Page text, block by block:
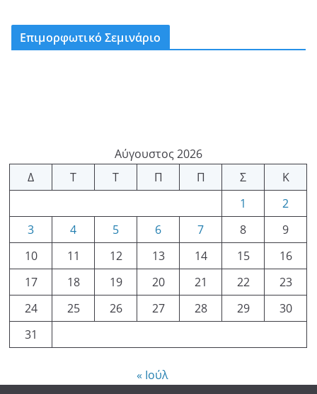
Επιμορφωτικό Σεμινάριο
Αύγουστος 2026
Δ
Τ Τ Π Π Σ
Κ
1
2
3
4 5 6 7 8
9
10
11 12 13 14 15
16
17
18 19 20 21 22
23
24
25 26 27 28 29
30
31
« Ιούλ